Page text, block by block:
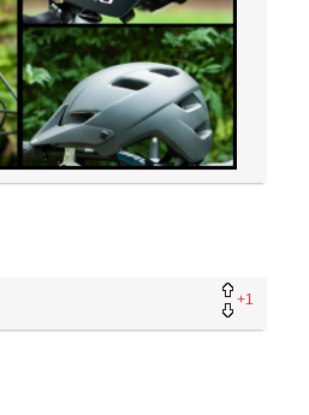
+1